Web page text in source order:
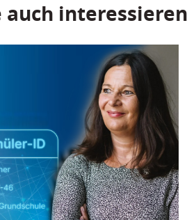
auch interessieren